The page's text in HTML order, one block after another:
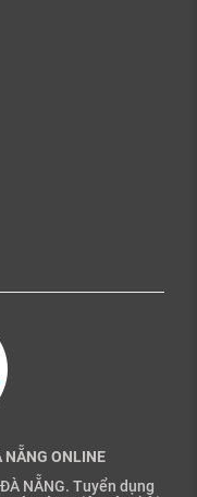
NẴNG ONLINE
NẴNG. Tuyển dụng